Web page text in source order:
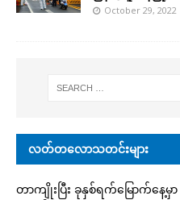
October 29, 2022
လတ်တလောသတင်းများ
တာကျိုးပြီး ခုနှစ်ရက်မြောက်နေ့မှ